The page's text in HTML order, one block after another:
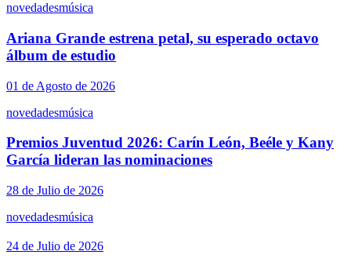
novedadesmúsica
Ariana Grande estrena petal, su esperado octavo
álbum de estudio
01 de Agosto de 2026
novedadesmúsica
Premios Juventud 2026: Carín León, Beéle y Kany
García lideran las nominaciones
28 de Julio de 2026
novedadesmúsica
24 de Julio de 2026